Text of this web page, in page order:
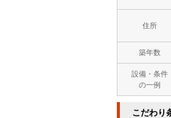
住所
築年数
設備・条件
の一例
こだわり